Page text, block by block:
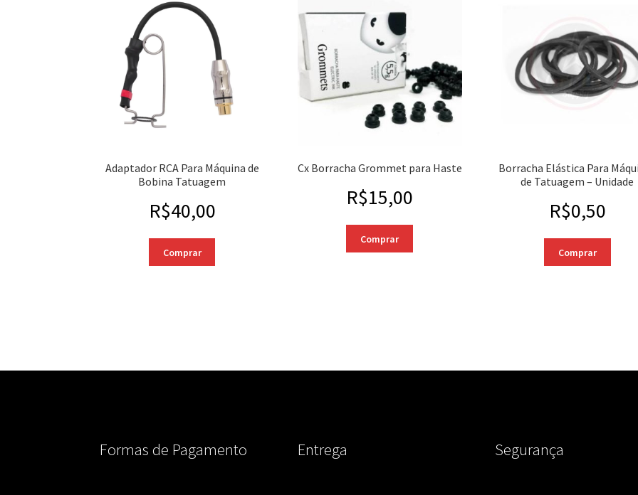
Adaptador RCA Para Máquina de
Bobina Tatuagem
R$40,00
Comprar
Cx Borracha Grommet para Haste
R$15,00
Comprar
Borracha Elástica Para
de Tatuagem – Unidade
R$0,50
Comprar
Formas de Pagamento Entrega Segurança